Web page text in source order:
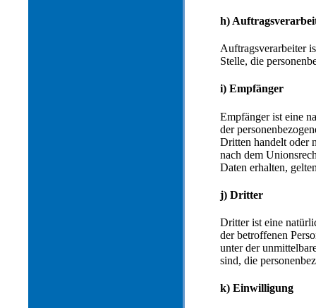
h)
Auftragsverarbeiter
Stelle, die
i) Empfänger
Empfänger ist eine
der
Dritten handelt oder
nach dem
Daten erhalten,
j) Dritter
Dritter ist eine
der betroffenen
unter der
sind, die
k) Einwilligung